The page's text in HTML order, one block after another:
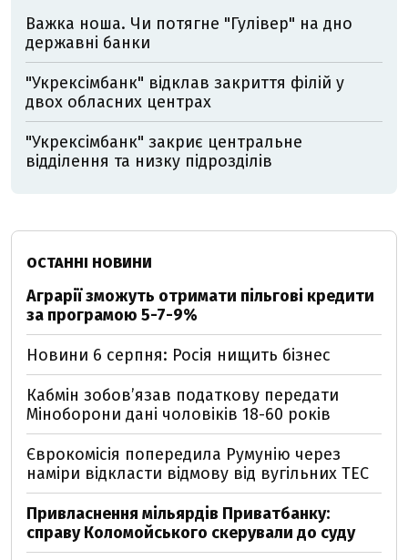
Важка ноша. Чи потягне "Гулівер" на дно
державні банки
"Укрексімбанк" відклав закриття філій у
двох обласних центрах
"Укрексімбанк" закриє центральне
відділення та низку підрозділів
ОСТАННІ НОВИНИ
Аграрії зможуть отримати пільгові кредити
за програмою 5-7-9%
Новини 6 серпня: Росія нищить бізнес
Кабмін зобовʼязав податкову передати
Міноборони дані чоловіків 18-60 років
Єврокомісія попередила Румунію через
наміри відкласти відмову від вугільних ТЕС
Привласнення мільярдів Приватбанку:
справу Коломойського скерували до суду